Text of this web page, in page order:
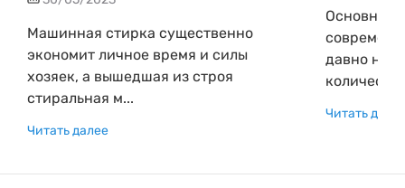
Машинная стирка существенно
экономит личное время и силы
хозяек, а вышедшая из строя
стиральная м...
Читать далее
Основные
давно не
Читать